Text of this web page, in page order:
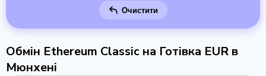
Очистити
Обмін Ethereum Classic на Готівка EUR в
Мюнхені